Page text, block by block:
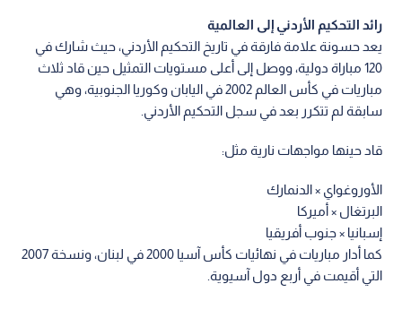
رائد التحكيم الأردني إلى العالمية
يعد حسونة علامة فارقة في تاريخ التحكيم الأردني، حيث شارك في
120 مباراة دولية، ووصل إلى أعلى مستويات التمثيل حين قاد ثلاث
مباريات في كأس العالم 2002 في اليابان وكوريا الجنوبية، وهي
سابقة لم تتكرر بعد في سجل التحكيم الأردني.
قاد حينها مواجهات نارية مثل:
الأوروغواي × الدنمارك
البرتغال × أميركا
إسبانيا × جنوب أفريقيا
كما أدار مباريات في نهائيات كأس آسيا 2000 في لبنان، ونسخة 2007
التي أقيمت في أربع دول آسيوية.